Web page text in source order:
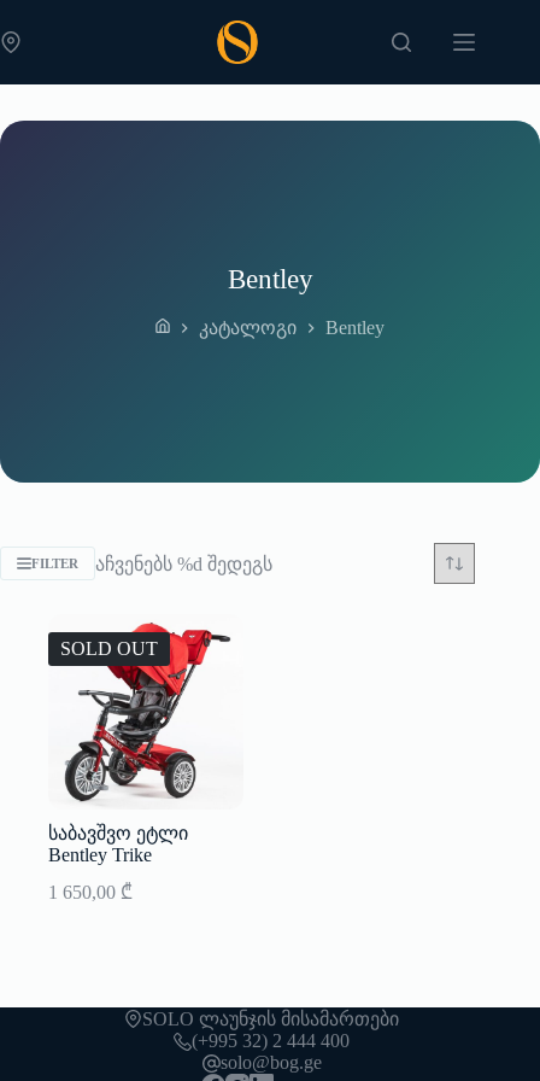
to
content
Bentley
Home
კატალოგი Bentley
FILTER აჩვენებს %d შედეგს
SOLD OUT
საბავშვო ეტლი
Bentley Trike
1 650,00 ₾
SOLO ლაუნჯის მისამართები
(+995 32) 2 444 400
solo@bog.ge